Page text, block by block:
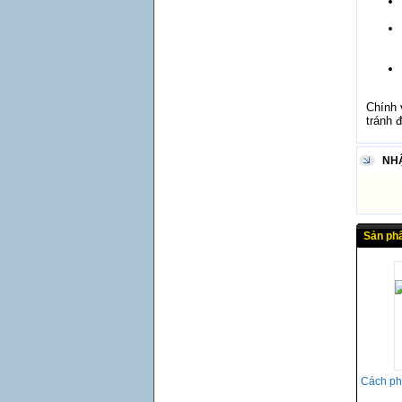
Chính
tránh
Sản
Cách